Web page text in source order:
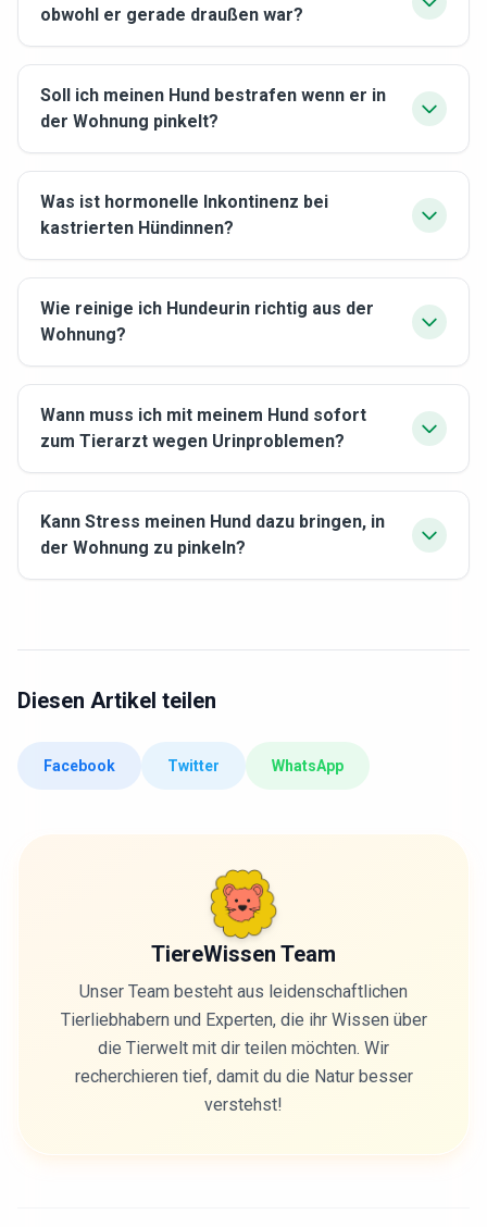
obwohl er gerade draußen war?
Soll ich meinen Hund bestrafen wenn er in
der Wohnung pinkelt?
Was ist hormonelle Inkontinenz bei
kastrierten Hündinnen?
Wie reinige ich Hundeurin richtig aus der
Wohnung?
Wann muss ich mit meinem Hund sofort
zum Tierarzt wegen Urinproblemen?
Kann Stress meinen Hund dazu bringen, in
der Wohnung zu pinkeln?
Diesen Artikel teilen
Facebook Twitter WhatsApp
TiereWissen Team
Unser Team besteht aus leidenschaftlichen
Tierliebhabern und Experten, die ihr Wissen über
die Tierwelt mit dir teilen möchten. Wir
recherchieren tief, damit du die Natur besser
verstehst!